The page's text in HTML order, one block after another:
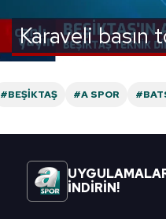
Karaveli basın
#BEŞIKTAŞ #A SPOR
İNDİRİN!